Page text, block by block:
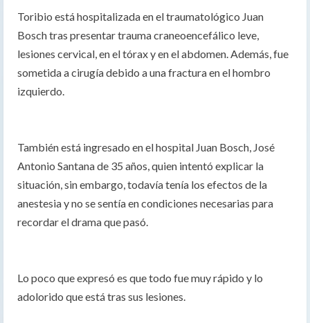
Toribio está hospitalizada en el traumatológico Juan
Bosch tras presentar trauma craneoencefálico leve,
lesiones cervical, en el tórax y en el abdomen. Además, fue
sometida a cirugía debido a una fractura en el hombro
izquierdo.
También está ingresado en el hospital Juan Bosch, José
Antonio Santana de 35 años, quien intentó explicar la
situación, sin embargo, todavía tenía los efectos de la
anestesia y no se sentía en condiciones necesarias para
recordar el drama que pasó.
Lo poco que expresó es que todo fue muy rápido y lo
adolorido que está tras sus lesiones.